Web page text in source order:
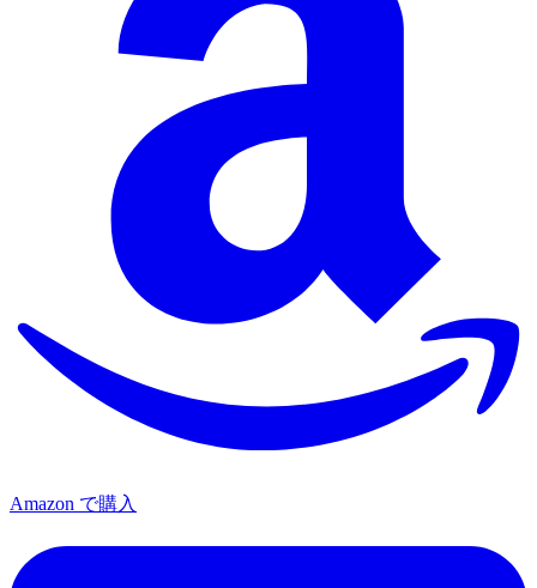
Amazon で購入